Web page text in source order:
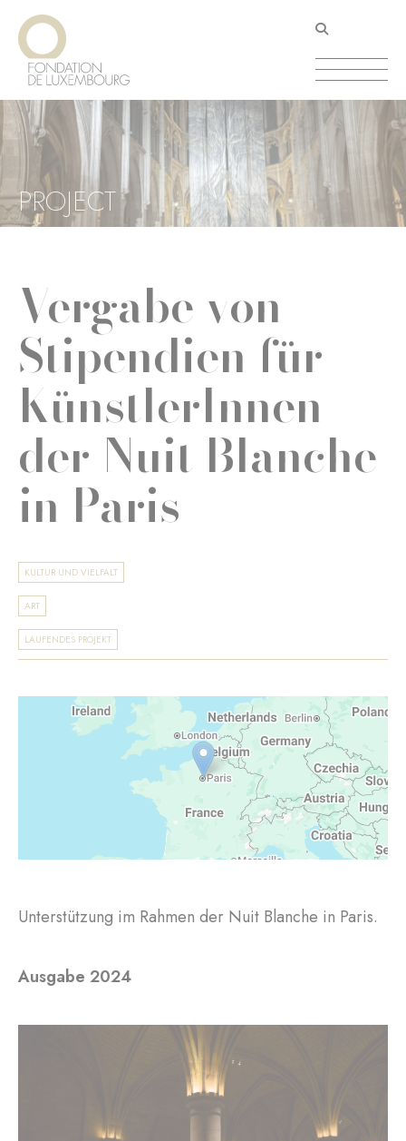
Direkt
zum
Inhalt
PROJECT
Vergabe von
Stipendien für
KünstlerInnen
der Nuit Blanche
in Paris
KULTUR UND VIELFALT
ART
LAUFENDES PROJEKT
Unterstützung im Rahmen der Nuit Blanche in Paris.
Ausgabe 2024
Cookie-Einstellungen